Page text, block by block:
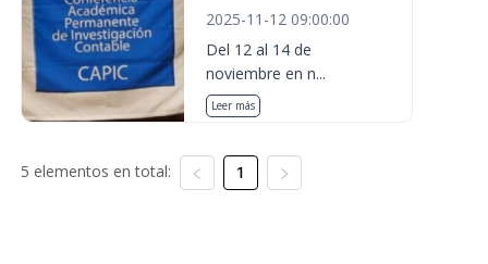
2025-11-12 09:00:00
Del 12 al 14 de
noviembre en n...
Leer más
5 elementos en total: 1